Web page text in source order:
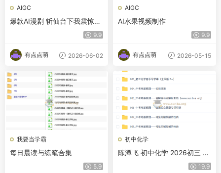
AIGC
爆款AI漫剧 斩仙台下我震惊了
9.9
有点点萌 2026-06-02
AIGC
AI水果视频制作
9.9
有点点萌 2026-05-15
我要当学霸
每日晨读与练笔合集
5.9
初中化学
陈潭飞 初中化学 2026初三 中
考化学 培训班（春上·全国版·A
19.9